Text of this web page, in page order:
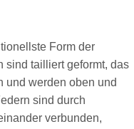
Form der
sind tailliert geformt, das
und werden oben und
sind durch
verbunden,